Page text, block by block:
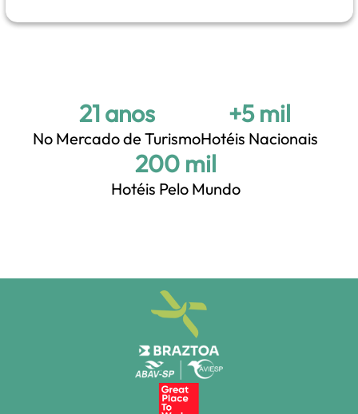
21 anos
No Mercado de Turismo
+5 mil
Hotéis Nacionais
+200 mil
Hotéis Pelo Mundo